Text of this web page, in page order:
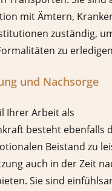
mit Ämtern,
zuständig,
zu
und Nachsorge
Ihrer Arbeit als
besteht ebenfalls
Beistand zu
auch in der Zeit
Sie sind